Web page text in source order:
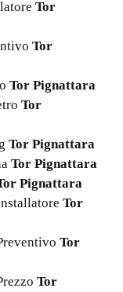
Tor
Tor
Tor Pignattara
Tor
Tor Pignattara
Tor Pignattara
Pignattara
Tor
Tor
Tor